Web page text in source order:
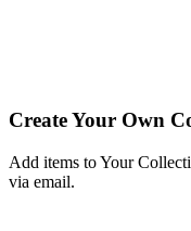
Create Your Own
Add items to Your
via email.